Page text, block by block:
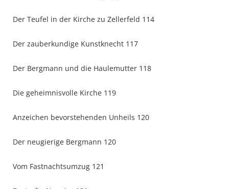
Der Teufel in der Kirche zu Zellerfeld 114
Der zauberkundige Kunstknecht 117
Der Bergmann und die Haulemutter 118
Die geheimnisvolle Kirche 119
Anzeichen bevorstehenden Unheils 120
Der neugierige Bergmann 120
Vom Fastnachtsumzug 121